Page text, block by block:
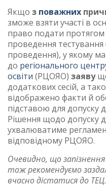
Якщо з поважних
зможе взяти участі в
право подати протягом
проведення
проведення), у якому
до регіонального
освіти (РЦОЯО) заяву
додаткових сесій, а
відображено факти й
підставою для допуску
Рішення щодо допуску
ухвалюватиме
відповідному РЦОЯО.
Очевидно, що
тож рекомендуємо
вчасно дістатися до ТЕЦ.